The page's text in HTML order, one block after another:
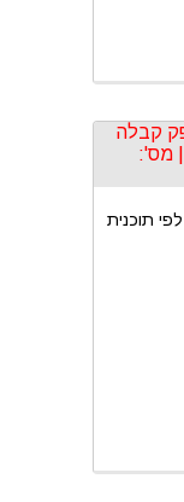
תוכנית